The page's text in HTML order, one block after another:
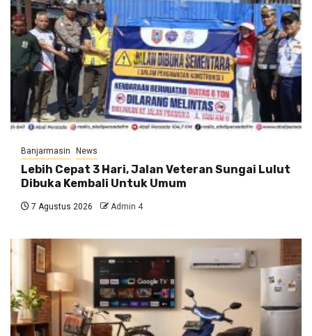
Banjarmasin News
Lebih Cepat 3 Hari, Jalan Veteran Sungai Lulut
Dibuka Kembali Untuk Umum
7 Agustus 2026 Admin 4